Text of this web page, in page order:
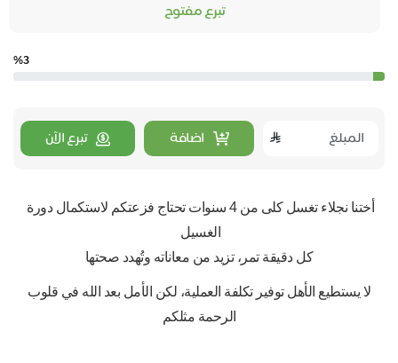
تبرع مفتوح
%3
اضافة تبرع الآن
الغسيل
كل دقيقة تمر، تزيد من معاناته وتُهدد صحتها
الرحمة مثلكم